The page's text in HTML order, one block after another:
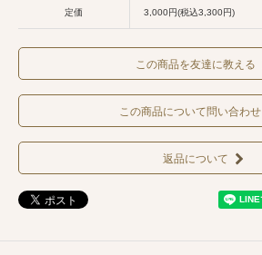
定価 3,000円(税込3,300円)
この商品を友達に教える
この商品について問い合わ
返品について